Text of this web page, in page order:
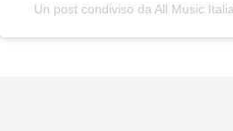
Un post condiviso da All Music